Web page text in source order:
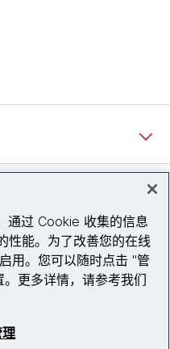
们
通过 Cookie 收集的信息
性能。为了改善您的在线
用。您可以随时点击 "管
更多详情，请参考我们